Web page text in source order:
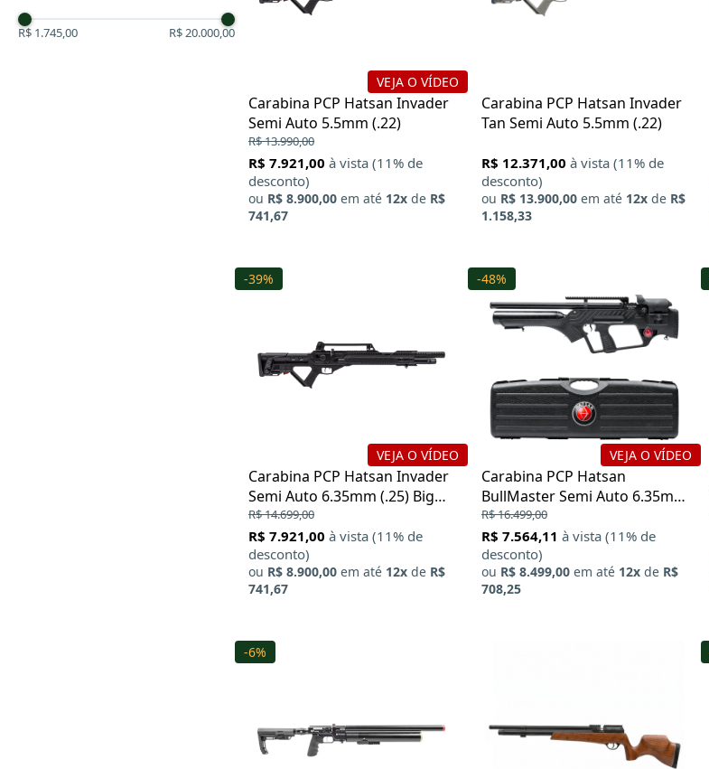
Crosman
Daisy
CO2
R$ 1.745,00 R$ 20.000,00
VEJA O VÍDEO
Carabina PCP Hatsan Invader
Semi Auto 5.5mm (.22)
R$ 13.990,00
R$ 7.921,00 à vista (11% de
desconto)
ou R$ 8.900,00 em até 12x de R$
741,67
Carabina PCP Hatsan Invader
Tan Semi Auto 5.5mm (.22)
R$ 12.371,00 à vista (11% de
desconto)
ou R$ 13.900,00 em até 12x de R$
1.158,33
-39%
VEJA O VÍDEO
Carabina PCP Hatsan Invader
Semi Auto 6.35mm (.25) Big
Bore
R$ 14.699,00
R$ 7.921,00 à vista (11% de
desconto)
ou R$ 8.900,00 em até 12x de R$
741,67
-48%
VEJA O VÍDEO
Carabina PCP Hatsan
BullMaster Semi Auto 6.35mm
(.25) Big Bore
R$ 16.499,00
R$ 7.564,11 à vista (11% de
desconto)
ou R$ 8.499,00 em até 12x de R$
708,25
-6%